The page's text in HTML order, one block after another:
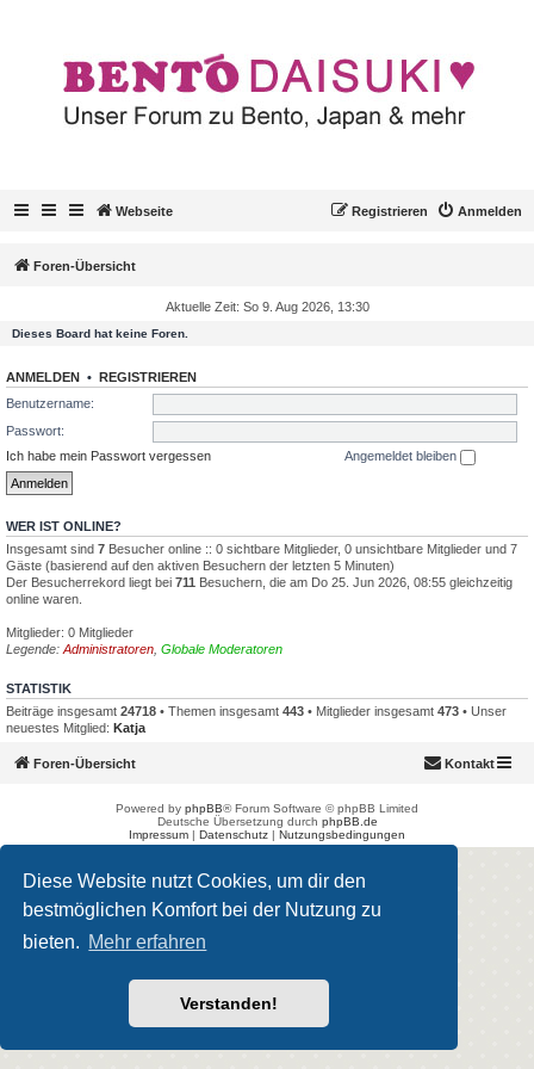
Diese Website nutzt Cookies, um dir den
bestmöglichen Komfort bei der Nutzung zu
bieten. Mehr erfahren
Verstanden!
Webseite Anmelden
Registrieren
Foren-Übersicht
Aktuelle Zeit: So 9. Aug 2026, 13:30
Dieses Board hat keine Foren.
ANMELDEN • REGISTRIEREN
Benutzername:
Passwort:
Ich habe mein Passwort vergessen
Angemeldet bleiben
WER IST ONLINE?
Insgesamt sind 7 Besucher online :: 0 sichtbare Mitglieder, 0 unsichtbare Mitglieder und 7
Gäste (basierend auf den aktiven Besuchern der letzten 5 Minuten)
Der Besucherrekord liegt bei 711 Besuchern, die am Do 25. Jun 2026, 08:55 gleichzeitig
online waren.
Mitglieder: 0 Mitglieder
Legende: Administratoren Globale Moderatoren
STATISTIK
Beiträge insgesamt 24718 • Themen insgesamt 443 • Mitglieder insgesamt 473 • Unser
neuestes Mitglied: Katja
Foren-Übersicht Kontakt
Powered by phpBB® Forum Software © phpBB Limited
Deutsche Übersetzung durch phpBB.de
Impressum | Datenschutz | Nutzungsbedingungen